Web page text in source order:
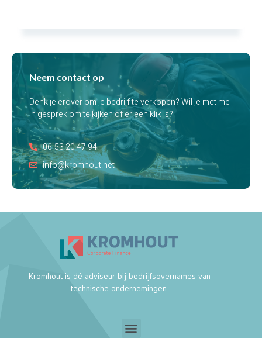
Neem contact op
Denk je erover om je bedrijf te verkopen? Wil je met me
in gesprek om te kijken of er een klik is?
06-53 20 47 94
info@kromhout.net
Kromhout is dé adviseur bij bedrijfsovernames van
technische ondernemingen.